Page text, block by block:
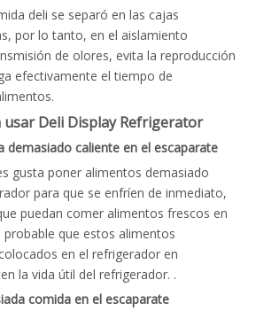
deli se separó en las cajas
por lo tanto, en el aislamiento
de olores, evita la reproducción
efectivamente el tiempo de
Deli Display Refrigerator
demasiado caliente en el escaparate
gusta poner alimentos demasiado
para que se enfríen de inmediato,
puedan comer alimentos frescos en
que estos alimentos
en el refrigerador en
la vida útil del refrigerador. .
comida en el escaparate